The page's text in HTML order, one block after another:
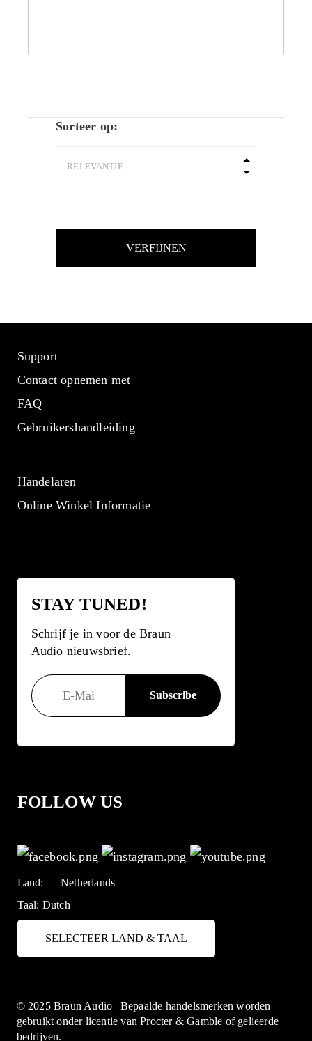
Sorteer op:
VERFIJNEN
Support
Contact opnemen met
FAQ
Gebruikershandleiding
Handelaren
Online Winkel Informatie
STAY TUNED!
Schrijf je in voor de Braun
Audio nieuwsbrief.
FOLLOW US
Land:
Netherlands
Taal: Dutch
SELECTEER LAND & TAAL
© 2025 Braun Audio | Bepaalde handelsmerken worden
gebruikt onder licentie van Procter & Gamble of gelieerde
bedrijven.